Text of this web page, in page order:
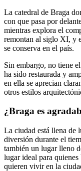
La catedral de Braga
con que pasa por
mientras explora el
remontan al siglo XI, y
se conserva en el país.
Sin embargo, no tiene
ha sido restaurada y
en ella se aprecian
otros estilos
¿Braga es
La ciudad está llena de
diversión durante el
también un lugar lleno
lugar ideal para
quieren vivir en la